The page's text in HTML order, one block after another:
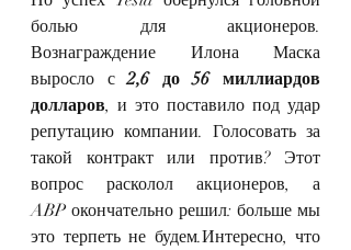
болью для акционеров.
Вознаграждение Илона Маска
выросло с 2,6 до 56 миллиардов
долларов, и это поставило под удар
репутацию компании. Голосовать за
такой контракт или против? Этот
вопрос расколол акционеров, а
ABP окончательно решил: больше мы
это терпеть не будем.Интересно, что